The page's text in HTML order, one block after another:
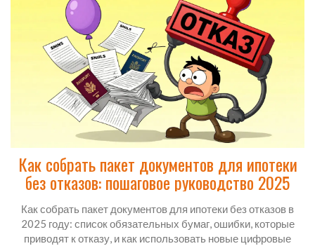
Как собрать пакет документов для ипотеки
без отказов: пошаговое руководство 2025
Как собрать пакет документов для ипотеки без отказов в
2025 году: список обязательных бумаг, ошибки, которые
приводят к отказу, и как использовать новые цифровые